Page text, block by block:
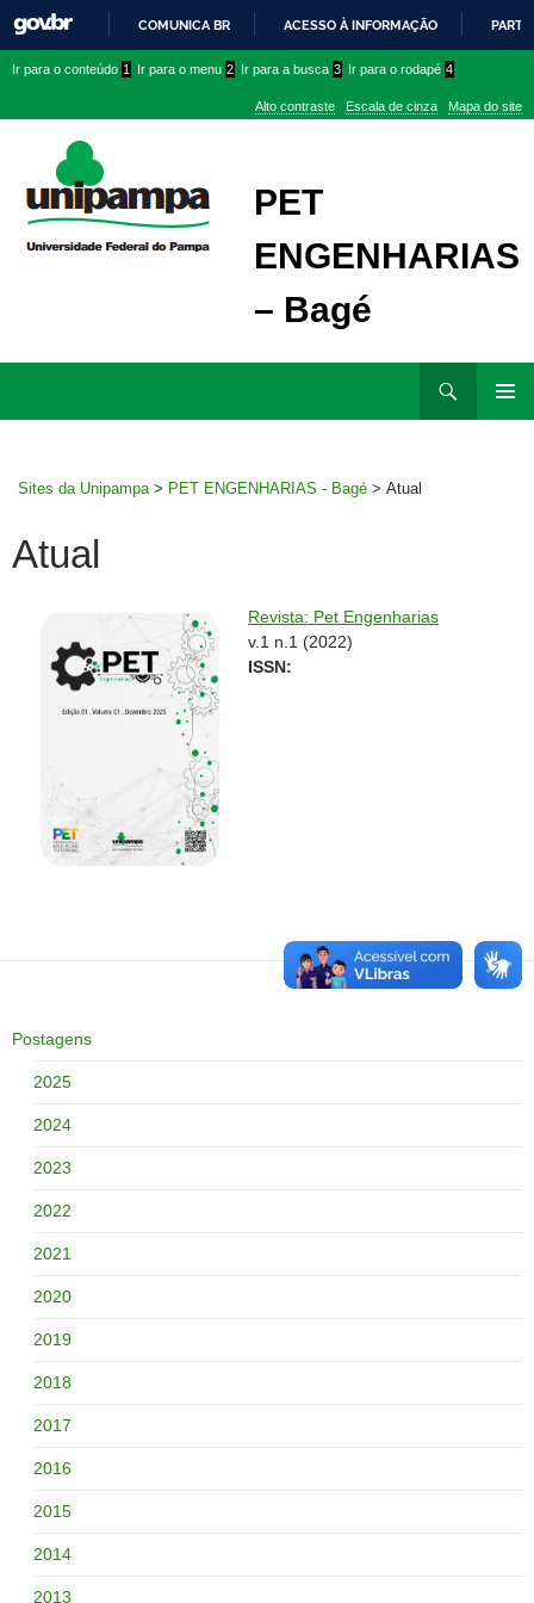
PARA
CONTEÚDO
COMUNICA BR ACESSO À INFORMAÇÃO
conteúdo
menu
superior
menu
Ir para o conteúdo 1 Ir para o menu 2 Ir para a busca 3 Ir para o rodapé 4
Alto contraste Escala de cinza Mapa do site
PET
ENGENHARIAS
– Bagé
Sites da Unipampa > PET ENGENHARIAS - Bagé > Atual
Atual
Revista: Pet Engenharias
v.1 n.1 (2022)
ISSN:
Postagens
2025
2024
2023
2022
2021
2020
2019
2018
2017
2016
2015
2014
2013